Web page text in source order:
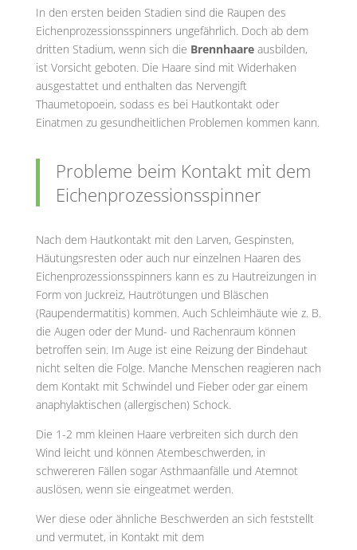
In den ersten beiden Stadien sind die Raupen des
Eichenprozessionsspinners ungefährlich. Doch ab dem
dritten Stadium, wenn sich die Brennhaareausbilden,
ist Vorsicht geboten. Die Haare sind mit Widerhaken
ausgestattet und enthalten das Nervengift
Thaumetopoein, sodass es bei Hautkontakt oder
Einatmen zu gesundheitlichen Problemen kommen kann.
Probleme beim Kontakt mit dem
Eichenprozessionsspinner
Nach dem Hautkontakt mit den Larven, Gespinsten,
Häutungsresten oder auch nur einzelnen Haaren des
Eichenprozessionsspinners kann es zu Hautreizungen in
Form von Juckreiz, Hautrötungen und Bläschen
(Raupendermatitis) kommen. Auch Schleimhäute wie z. B.
die Augen oder der Mund- und Rachenraum können
betroffen sein. Im Auge ist eine Reizung der Bindehaut
nicht selten die Folge. Manche Menschen reagieren nach
dem Kontakt mit Schwindel und Fieber oder gar einem
anaphylaktischen (allergischen) Schock.
Die 1-2 mm kleinen Haare verbreiten sich durch den
Wind leicht und können Atembeschwerden, in
schwereren Fällen sogar Asthmaanfälle und Atemnot
auslösen, wenn sie eingeatmet werden.
Wer diese oder ähnliche Beschwerden an sich feststellt
und vermutet, in Kontakt mit dem